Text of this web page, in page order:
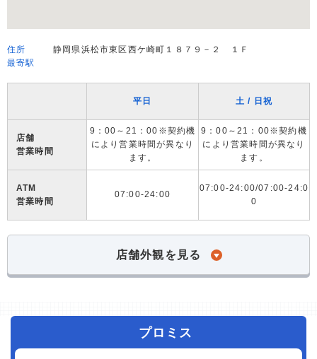
住所
静岡県浜松市東区西ケ崎町１８７９－２ １Ｆ
最寄駅
平日 土 / 日祝
店舗
営業時間
9：00～21：00※契約機
により営業時間が異なり
ます。
9：00～21：00※契約機
により営業時間が異なり
ます。
ATM
営業時間
07:00-24:00
07:00-24:00/07:00-24:0
0
店舗外観を見る
プロミス